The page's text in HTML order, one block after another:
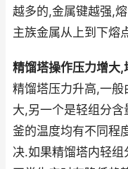
越多的,金属键越强,
主族金属从上到下熔
精馏塔操作压力增大
精馏塔压力升高,一
大,另一个是轻组分
釜的温度均有不同程
决.如果精馏塔内轻